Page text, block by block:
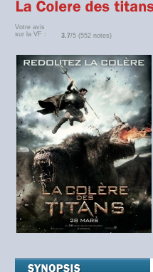
Votre avis
sur la VF :
3.7/5 (552 notes)